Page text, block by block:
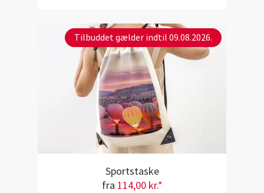
Tilbuddet gælder indtil 09.08.2026.
Sportstaske
fra 114,00 kr.*